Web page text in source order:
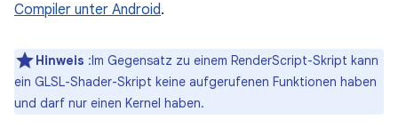
Compiler unter Android.
Hinweis :Im Gegensatz zu einem RenderScript-Skript kann
ein GLSL-Shader-Skript keine aufgerufenen Funktionen haben
und darf nur einen Kernel haben.